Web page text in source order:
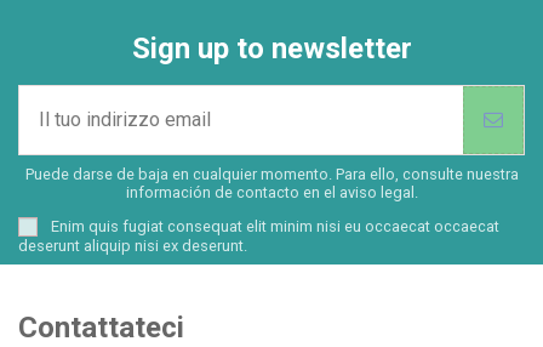
Sign up to newsletter
Puede darse de baja en cualquier momento. Para ello, consulte nuestra
información de contacto en el aviso legal.
Enim quis fugiat consequat elit minim nisi eu occaecat occaecat
deserunt aliquip nisi ex deserunt.
Contattateci